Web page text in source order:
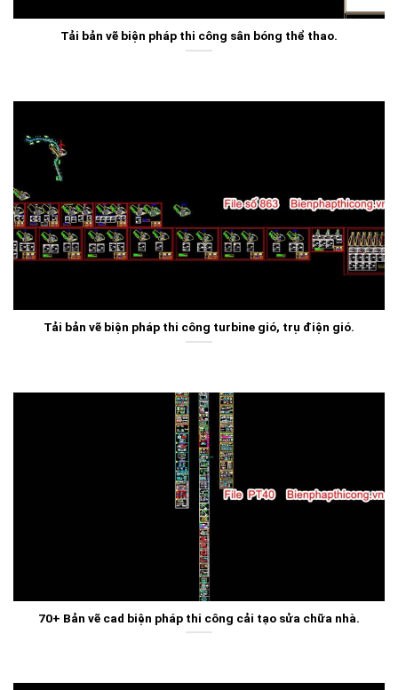
Tải bản vẽ biện pháp thi công sân bóng thể thao.
Tải bản vẽ biện pháp thi công turbine gió, trụ điện gió.
70+ Bản vẽ cad biện pháp thi công cải tạo sửa chữa nhà.